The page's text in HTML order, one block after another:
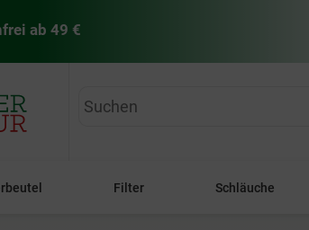
ab 49 €
Filter Schläuche